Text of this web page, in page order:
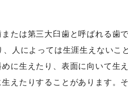
または第三大臼歯と呼ばれる歯
人によっては生涯生えないこ
に生えたり、表面に向いて生
えたりすることがあります。